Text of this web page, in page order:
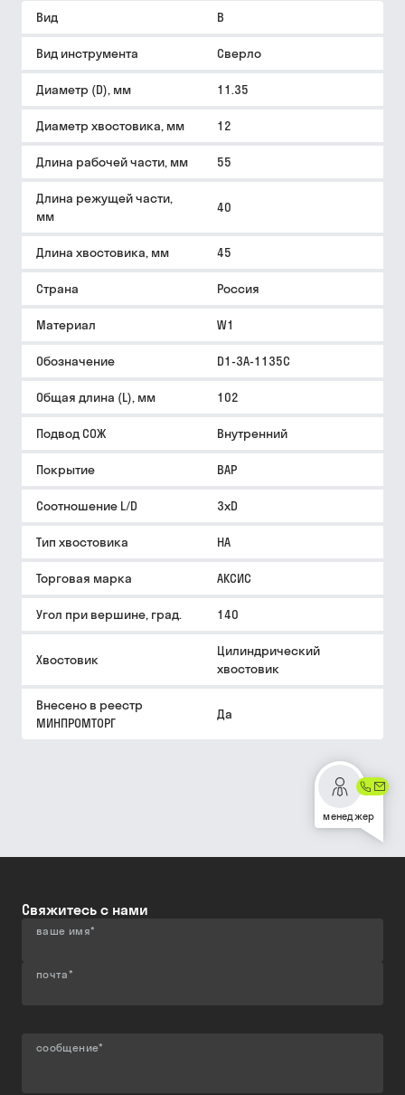
Вид B
Вид инструмента Сверло
Диаметр (D), мм 11.35
Диаметр хвостовика, мм 12
Длина рабочей части, мм 55
Длина режущей части,
мм
40
Длина хвостовика, мм 45
Страна Россия
Материал W1
Обозначение D1-3A-1135C
Общая длина (L), мм 102
Подвод СОЖ Внутренний
Покрытие BAP
Соотношение L/D 3xD
Тип хвостовика HA
Торговая марка АКСИС
Угол при вершине, град. 140
Хвостовик
Цилиндрический
хвостовик
Внесено в реестр
МИНПРОМТОРГ
Да
менеджер
Свяжитесь с нами
ваше имя*
почта*
сообщение*